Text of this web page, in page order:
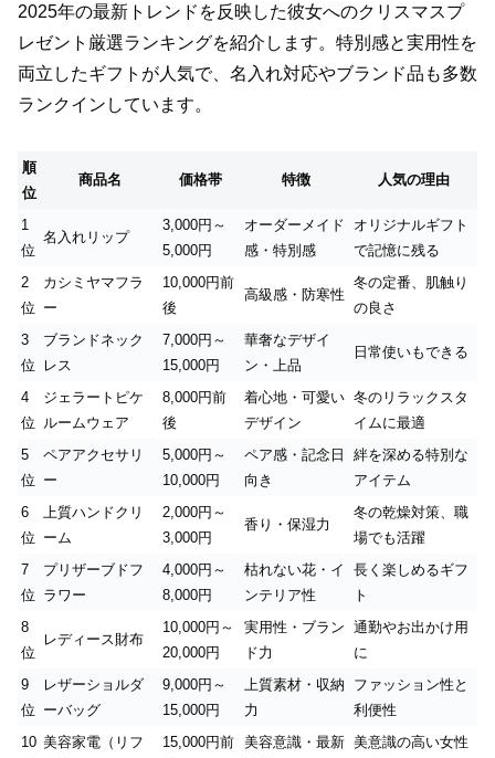
2025年の最新トレンドを反映した彼女へのクリスマスプ
レゼント厳選ランキングを紹介します。特別感と実用性を
両立したギフトが人気で、名入れ対応やブランド品も多数
ランクインしています。
順
位
商品名 価格帯 特徴 人気の理由
1
位
名入れリップ
3,000円～
5,000円
オーダーメイド
感・特別感
オリジナルギフト
で記憶に残る
2
位
カシミヤマフラ
ー
10,000円前
後
高級感・防寒性
冬の定番、肌触り
の良さ
3
位
ブランドネック
レス
7,000円～
15,000円
華奢なデザイ
ン・上品
日常使いもできる
4
位
ジェラートピケ
ルームウェア
8,000円前
後
着心地・可愛い
デザイン
冬のリラックスタ
イムに最適
5
位
ペアアクセサリ
ー
5,000円～
10,000円
ペア感・記念日
向き
絆を深める特別な
アイテム
6
位
上質ハンドクリ
ーム
2,000円～
3,000円
香り・保湿力
冬の乾燥対策、職
場でも活躍
7
位
プリザーブドフ
ラワー
4,000円～
8,000円
枯れない花・イ
ンテリア性
長く楽しめるギフ
ト
8
位
レディース財布
10,000円～
20,000円
実用性・ブラン
ド力
通勤やお出かけ用
に
9
位
レザーショルダ
ーバッグ
9,000円～
15,000円
上質素材・収納
力
ファッション性と
利便性
10 美容家電（リフ
15,000円前 美容意識・最新 美意識の高い女性